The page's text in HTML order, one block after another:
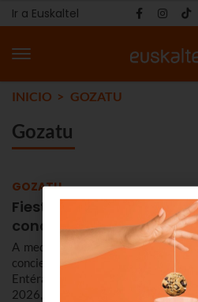
Ir a Euskaltel
INICIO GOZATU
Gozatu
GOZATU
Fiestas en Zarautz 2026:
conciertos de la Semana
A mediados de agosto, Zarautz
conciertos y verbenas, regatas,
Entérate aquí de todo el
2026, del 14 al 22 de agosto para